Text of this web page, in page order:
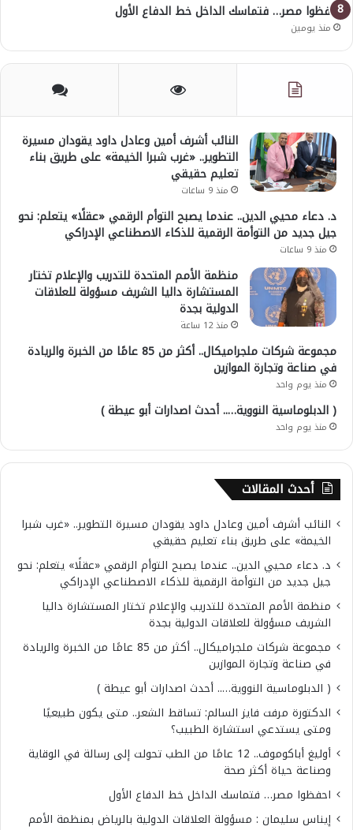
احفظوا مصر… فتماسك الداخل خط الدفاع الأول
منذ يومين
النائب أشرف أمين وعادل داود يقودان مسيرة
التطوير.. «غرب شبرا الخيمة» على طريق بناء
تعليم حقيقي
منذ 9 ساعات
د. دعاء محيي الدين.. عندما يصبح التوأم الرقمي «عقلًا» يتعلم: نحو
جيل جديد من التوأمة الرقمية للذكاء الاصطناعي الإدراكي
منذ 9 ساعات
منظمة الأمم المتحدة للتدريب والإعلام تختار
المستشارة داليا الشريف مسؤولة للعلاقات
الدولية بجدة
منذ 12 ساعة
مجموعة شركات ملجراميكال.. أكثر من 85 عامًا من الخبرة والريادة
في صناعة وتجارة الموازين
منذ يوم واحد
( الدبلوماسية النووية….. أحدث اصدارات أبو عيطة )
منذ يوم واحد
أحدث المقالات
النائب أشرف أمين وعادل داود يقودان مسيرة التطوير.. «غرب شبرا
الخيمة» على طريق بناء تعليم حقيقي
د. دعاء محيي الدين.. عندما يصبح التوأم الرقمي «عقلًا» يتعلم: نحو
جيل جديد من التوأمة الرقمية للذكاء الاصطناعي الإدراكي
منظمة الأمم المتحدة للتدريب والإعلام تختار المستشارة داليا
الشريف مسؤولة للعلاقات الدولية بجدة
مجموعة شركات ملجراميكال.. أكثر من 85 عامًا من الخبرة والريادة
في صناعة وتجارة الموازين
( الدبلوماسية النووية….. أحدث اصدارات أبو عيطة )
الدكتورة مرفت فايز السالم: تساقط الشعر.. متى يكون طبيعيًا
ومتى يستدعي استشارة الطبيب؟
أوليغ أباكوموف.. 12 عامًا من الطب تحولت إلى رسالة في الوقاية
وصناعة حياة أكثر صحة
احفظوا مصر… فتماسك الداخل خط الدفاع الأول
إيناس سليمان : مسؤولة العلاقات الدولية بالرياض بمنظمة الأمم